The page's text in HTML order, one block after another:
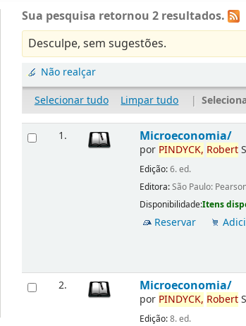
Sua pesquisa retornou 2 resultados.
Desculpe, sem sugestões.
Não realçar
Selecionar tudo
Limpar tudo |
1. Microeconomia/
por PINDYCK, RobertS
Edição:6. ed.
Editora:São Paulo:
Disponibilidade:Itens
Reservar
2. Microeconomia/
por PINDYCK, RobertS
Edição:8. ed.